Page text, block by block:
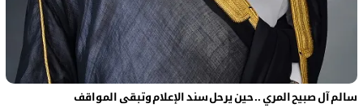
سالم آل صبيح المري .. حين يرحل سند الإعلام وتبقى المواقف